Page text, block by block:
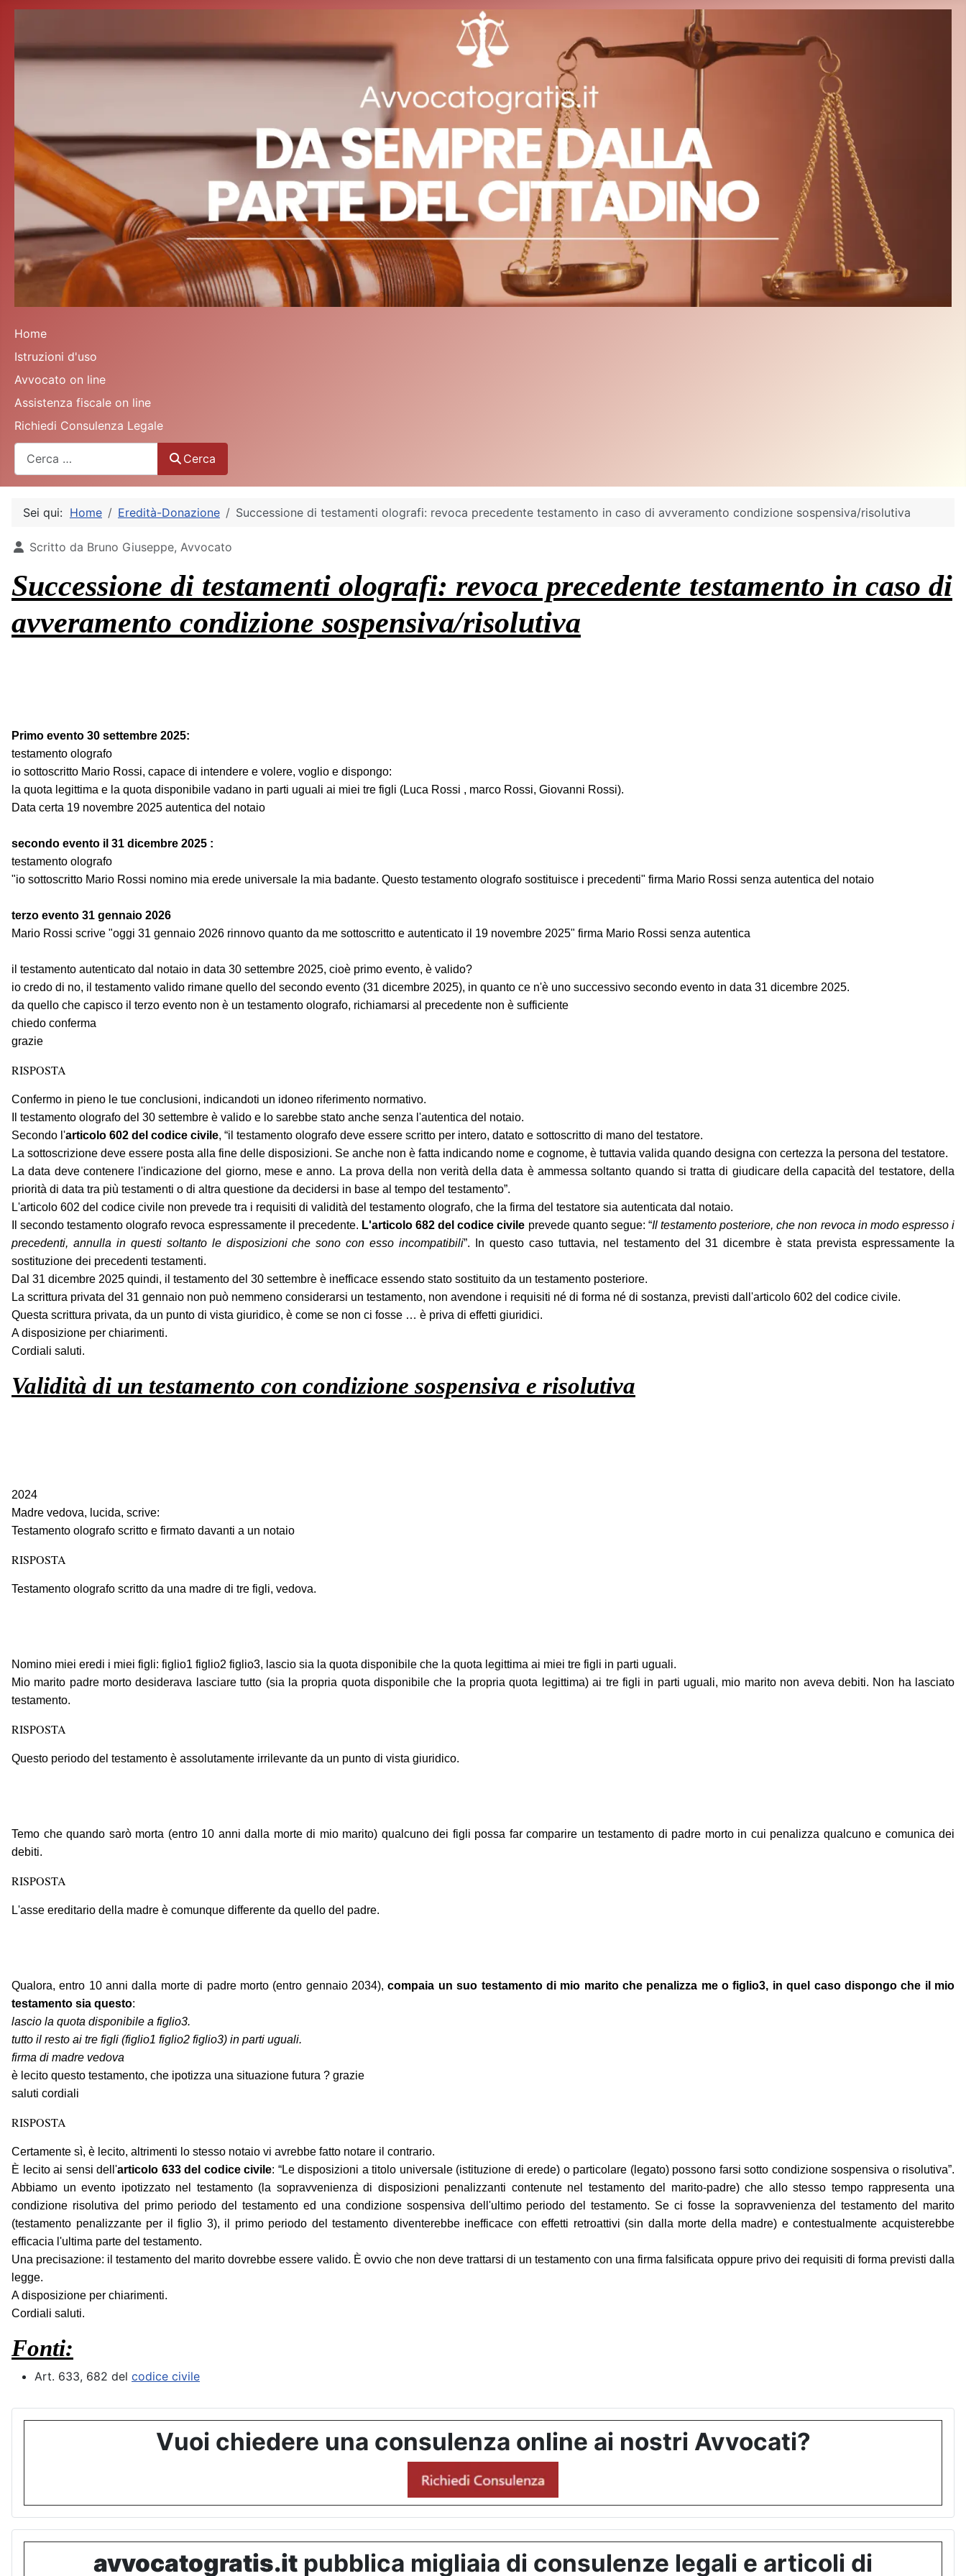
Home
Istruzioni d'uso
Avvocato on line
Assistenza fiscale on line
Richiedi Consulenza Legale
Cerca
Sei qui: Home Eredità-Donazione Successione di testamenti olografi: revoca precedente testamento in caso di avveramento condizione sospensiva/risolutiva
Dettagli
Scritto da Bruno Giuseppe, Avvocato
Successione di testamenti olografi: revoca precedente testamento in caso di
avveramento condizione sospensiva/risolutiva
Primo evento 30 settembre 2025:
testamento olografo
io sottoscritto Mario Rossi, capace di intendere e volere, voglio e dispongo:
la quota legittima e la quota disponibile vadano in parti uguali ai miei tre figli (Luca Rossi , marco Rossi, Giovanni Rossi).
Data certa 19 novembre 2025 autentica del notaio
secondo evento il 31 dicembre 2025 :
testamento olografo
"io sottoscritto Mario Rossi nomino mia erede universale la mia badante. Questo testamento olografo sostituisce i precedenti" firma Mario Rossi senza autentica del notaio
terzo evento 31 gennaio 2026
Mario Rossi scrive "oggi 31 gennaio 2026 rinnovo quanto da me sottoscritto e autenticato il 19 novembre 2025" firma Mario Rossi senza autentica
il testamento autenticato dal notaio in data 30 settembre 2025, cioè primo evento, è valido?
io credo di no, il testamento valido rimane quello del secondo evento (31 dicembre 2025), in quanto ce n'è uno successivo secondo evento in data 31 dicembre 2025.
da quello che capisco il terzo evento non è un testamento olografo, richiamarsi al precedente non è sufficiente
chiedo conferma
grazie
RISPOSTA
Confermo in pieno le tue conclusioni, indicandoti un idoneo riferimento normativo.
Il testamento olografo del 30 settembre è valido e lo sarebbe stato anche senza l'autentica del notaio.
Secondo l'articolo 602 del codice civile, “il testamento olografo deve essere scritto per intero, datato e sottoscritto di mano del testatore.
La sottoscrizione deve essere posta alla fine delle disposizioni. Se anche non è fatta indicando nome e cognome, è tuttavia valida quando designa con certezza la persona del testatore.
La data deve contenere l'indicazione del giorno, mese e anno. La prova della non verità della data è ammessa soltanto quando si tratta di giudicare della capacità del testatore, della
priorità di data tra più testamenti o di altra questione da decidersi in base al tempo del testamento”.
L'articolo 602 del codice civile non prevede tra i requisiti di validità del testamento olografo, che la firma del testatore sia autenticata dal notaio.
Il secondo testamento olografo revoca espressamente il precedente. L'articolo 682 del codice civile prevede quanto segue: “Il testamento posteriore, che non revoca in modo espresso i
precedenti, annulla in questi soltanto le disposizioni che sono con esso incompatibili”. In questo caso tuttavia, nel testamento del 31 dicembre è stata prevista espressamente la
sostituzione dei precedenti testamenti.
Dal 31 dicembre 2025 quindi, il testamento del 30 settembre è inefficace essendo stato sostituito da un testamento posteriore.
La scrittura privata del 31 gennaio non può nemmeno considerarsi un testamento, non avendone i requisiti né di forma né di sostanza, previsti dall'articolo 602 del codice civile.
Questa scrittura privata, da un punto di vista giuridico, è come se non ci fosse … è priva di effetti giuridici.
A disposizione per chiarimenti.
Cordiali saluti.
Validità di un testamento con condizione sospensiva e risolutiva
2024
Madre vedova, lucida, scrive:
Testamento olografo scritto e firmato davanti a un notaio
RISPOSTA
Testamento olografo scritto da una madre di tre figli, vedova.
Nomino miei eredi i miei figli: figlio1 figlio2 figlio3, lascio sia la quota disponibile che la quota legittima ai miei tre figli in parti uguali.
Mio marito padre morto desiderava lasciare tutto (sia la propria quota disponibile che la propria quota legittima) ai tre figli in parti uguali, mio marito non aveva debiti. Non ha lasciato
testamento.
RISPOSTA
Questo periodo del testamento è assolutamente irrilevante da un punto di vista giuridico.
Temo che quando sarò morta (entro 10 anni dalla morte di mio marito) qualcuno dei figli possa far comparire un testamento di padre morto in cui penalizza qualcuno e comunica dei
debiti.
RISPOSTA
L'asse ereditario della madre è comunque differente da quello del padre.
Qualora, entro 10 anni dalla morte di padre morto (entro gennaio 2034),compaia un suo testamento di mio marito che penalizza me o figlio3, in quel caso dispongo che il mio
testamento sia questo:
lascio la quota disponibile a figlio3.
tutto il resto ai tre figli (figlio1 figlio2 figlio3) in parti uguali.
firma di madre vedova
è lecito questo testamento, che ipotizza una situazione futura ? grazie
saluti cordiali
RISPOSTA
Certamente sì, è lecito, altrimenti lo stesso notaio vi avrebbe fatto notare il contrario.
È lecito ai sensi dell'articolo 633 del codice civile: “Le disposizioni a titolo universale (istituzione di erede) o particolare (legato) possono farsi sotto condizione sospensiva o risolutiva”.
Abbiamo un evento ipotizzato nel testamento (la sopravvenienza di disposizioni penalizzanti contenute nel testamento del marito-padre) che allo stesso tempo rappresenta una
condizione risolutiva del primo periodo del testamento ed una condizione sospensiva dell'ultimo periodo del testamento. Se ci fosse la sopravvenienza del testamento del marito
(testamento penalizzante per il figlio 3), il primo periodo del testamento diventerebbe inefficace con effetti retroattivi (sin dalla morte della madre) e contestualmente acquisterebbe
efficacia l'ultima parte del testamento.
Una precisazione: il testamento del marito dovrebbe essere valido. È ovvio che non deve trattarsi di un testamento con una firma falsificata oppure privo dei requisiti di forma previsti dalla
legge.
A disposizione per chiarimenti.
Cordiali saluti.
Fonti:
Art. 633, 682 del codice civile
Vuoi chiedere una consulenza online ai nostri Avvocati?
avvocatogratis.it pubblica migliaia di consulenze legali e articoli di